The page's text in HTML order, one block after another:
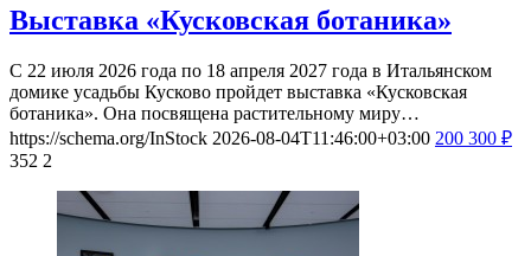
Выставка «Кусковская ботаника»
С 22 июля 2026 года по 18 апреля 2027 года в Итальянском
домике усадьбы Кусково пройдет выставка «Кусковская
ботаника». Она посвящена растительному миру…
https://schema.org/InStock 2026-08-04T11:46:00+03:00 200 300 ₽
352 2